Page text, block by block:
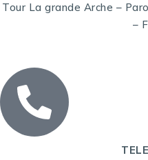
Tour La grande Arche –
–